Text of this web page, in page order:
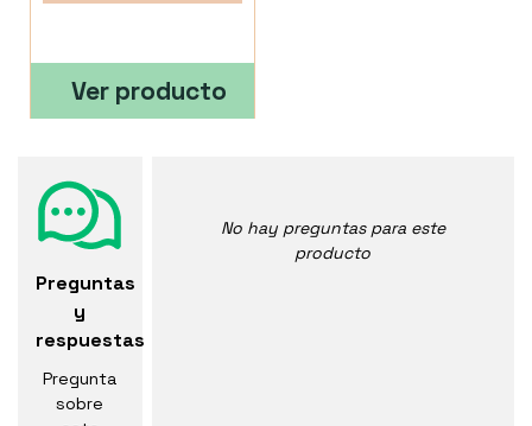
Ver producto
Preguntas
y
respuestas
Pregunta
sobre
No hay preguntas para este
producto